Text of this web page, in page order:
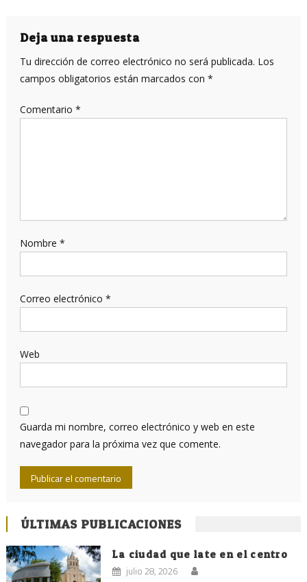
entradas
Deja una respuesta
Tu dirección de correo electrónico no será publicada. Los
campos obligatorios están marcados con *
Comentario *
Nombre *
Correo electrónico *
Web
Guarda mi nombre, correo electrónico y web en este
navegador para la próxima vez que comente.
ÚLTIMAS PUBLICACIONES
La ciudad que late en el centro
julio 28, 2026